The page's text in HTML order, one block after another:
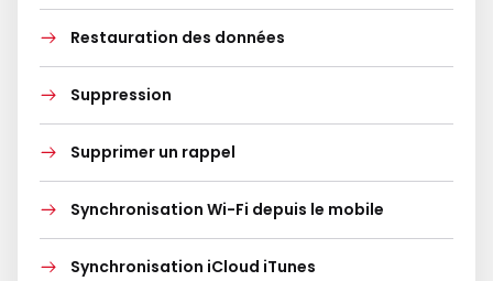
Restauration des données
Suppression
Supprimer un rappel
Synchronisation Wi-Fi depuis le mobile
Synchronisation iCloud iTunes